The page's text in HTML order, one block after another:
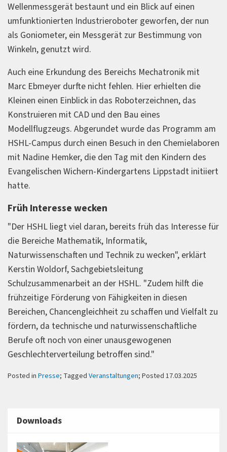
Wellenmessgerät bestaunt und ein Blick auf einen
umfunktionierten Industrieroboter geworfen, der nun
als Goniometer, ein Messgerät zur Bestimmung von
Winkeln, genutzt wird.
Auch eine Erkundung des Bereichs Mechatronik mit
Marc Ebmeyer durfte nicht fehlen. Hier erhielten die
Kleinen einen Einblick in das Roboterzeichnen, das
Konstruieren mit CAD und den Bau eines
Modellflugzeugs. Abgerundet wurde das Programm am
HSHL-Campus durch einen Besuch in den Chemielaboren
mit Nadine Hemker, die den Tag mit den Kindern des
Evangelischen Wichern-Kindergartens Lippstadt initiiert
hatte.
Früh Interesse wecken
"Der HSHL liegt viel daran, bereits früh das Interesse für
die Bereiche Mathematik, Informatik,
Naturwissenschaften und Technik zu wecken", erklärt
Kerstin Woldorf, Sachgebietsleitung
Schulzusammenarbeit an der HSHL. "Zudem hilft die
frühzeitige Förderung von Fähigkeiten in diesen
Bereichen, Chancengleichheit zu schaffen und Vielfalt zu
fördern, da technische und naturwissenschaftliche
Berufe oft noch von einer unausgewogenen
Geschlechterverteilung betroffen sind."
Posted in Presse; Tagged Veranstaltungen; Posted 17.03.2025
Downloads